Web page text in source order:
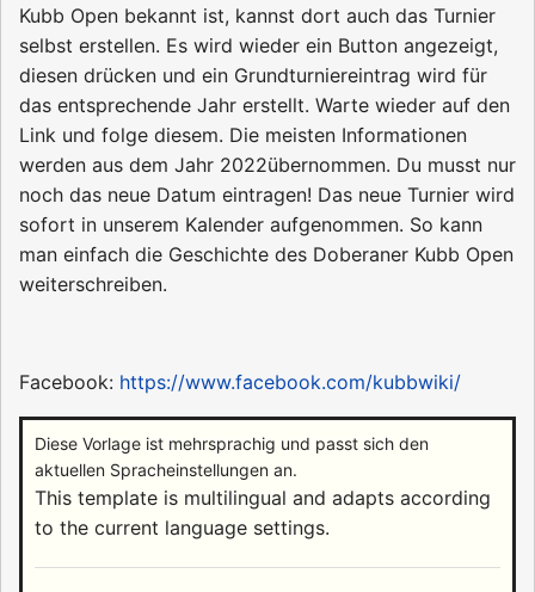
Kubb Open bekannt ist, kannst dort auch das Turnier
selbst erstellen. Es wird wieder ein Button angezeigt,
diesen drücken und ein Grundturniereintrag wird für
das entsprechende Jahr erstellt. Warte wieder auf den
Link und folge diesem. Die meisten Informationen
werden aus dem Jahr 2022übernommen. Du musst nur
noch das neue Datum eintragen! Das neue Turnier wird
sofort in unserem Kalender aufgenommen. So kann
man einfach die Geschichte des Doberaner Kubb Open
weiterschreiben.
Facebook: https://www.facebook.com/kubbwiki/
Diese Vorlage ist mehrsprachig und passt sich den
aktuellen Spracheinstellungen an.
This template is multilingual and adapts according
to the current language settings.